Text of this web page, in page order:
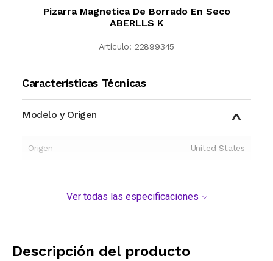
Pizarra Magnetica De Borrado En Seco
ABERLLS K
Artículo: 22899345
Características Técnicas
Modelo y Origen
Origen United States
Ver todas las especificaciones
Descripción del producto